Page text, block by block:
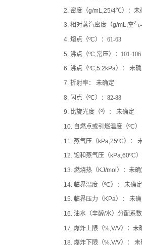
2. 密度（g/mL,25/4℃）： 未
3. 相对蒸汽密度（g/mL,空气
4. 熔点（ºC）： 61-63
5. 沸点（ºC, 常压）： 101-106
6. 沸点（ºC,5.2kPa）： 未
7. 折射率： 未确定
8. 闪点（ºC）：82-88
9. 比旋光度（º）： 未确定
10. 自燃点或引燃温度（ºC）
11. 蒸气压（kPa,25ºC）：
12. 饱和蒸气压（ kPa,60ºC
13. 燃烧热（KJ/mol）： 未确
14. 临界温度（ºC）： 未确定
15. 临界压力（ KPa）： 未
16. 油水（辛醇/水）分配系
17. 爆炸上限（%,V/V）： 未
18. 爆炸下限（%,V/V）： 未